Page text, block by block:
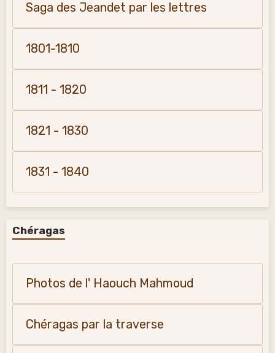
Saga des Jeandet par les lettres
1801-1810
1811 - 1820
1821 - 1830
1831 - 1840
Chéragas
Photos de l' Haouch Mahmoud
Chéragas par la traverse